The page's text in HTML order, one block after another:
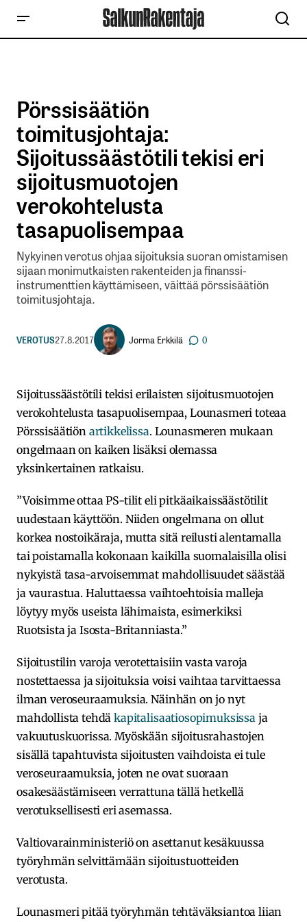
Pörssisäätiön
toimitusjohtaja:
Sijoitussäästötili tekisi eri
sijoitusmuotojen
verokohtelusta
tasapuolisempaa
Nykyinen verotus ohjaa sijoituksia suoran omistamisen
sijaan monimutkaisten rakenteiden ja finanssi-
instrumenttien käyttämiseen, väittää pörssisäätiön
toimitusjohtaja.
VEROTUS27.8.2017 Jorma Erkkilä 0
Sijoitussäästötili tekisi erilaisten sijoitusmuotojen
verokohtelusta tasapuolisempaa, Lounasmeri toteaa
Pörssisäätiön artikkelissa. Lounasmeren mukaan
ongelmaan on kaiken lisäksi olemassa
yksinkertainen ratkaisu.
”Voisimme ottaa PS-tilit eli pitkäaikaissäästötilit
uudestaan käyttöön. Niiden ongelmana on ollut
korkea nostoikäraja, mutta sitä reilusti alentamalla
tai poistamalla kokonaan kaikilla suomalaisilla olisi
nykyistä tasa-arvoisemmat mahdollisuudet säästää
ja vaurastua. Haluttaessa vaihtoehtoisia malleja
löytyy myös useista lähimaista, esimerkiksi
Ruotsista ja Isosta-Britanniasta.”
Sijoitustilin varoja verotettaisiin vasta varoja
nostettaessa ja sijoituksia voisi vaihtaa tarvittaessa
ilman veroseuraamuksia. Näinhän on jo nyt
mahdollista tehdäkapitalisaatiosopimuksissa ja
vakuutuskuorissa. Myöskään sijoitusrahastojen
sisällä tapahtuvista sijoitusten vaihdoista ei tule
veroseuraamuksia, joten ne ovat suoraan
osakesäästämiseen verrattuna tällä hetkellä
verotuksellisesti eri asemassa.
Valtiovarainministeriö on asettanut kesäkuussa
työryhmän selvittämään sijoitustuotteiden
verotusta.
Lounasmeri pitää työryhmän tehtäväksiantoa liian